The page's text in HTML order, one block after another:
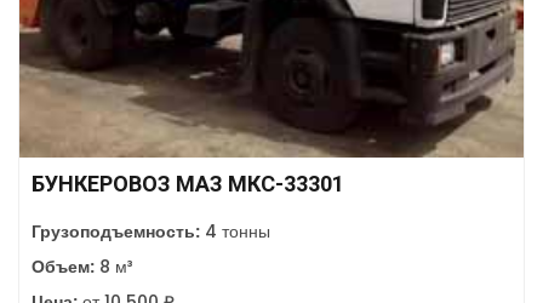
БУНКЕРОВОЗ МАЗ МКС-33301
Грузоподъемность: 4 тонны
Объем: 8 м³